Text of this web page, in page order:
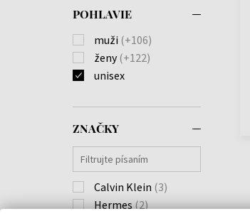
POHLAVIE
muži (+106)
ženy(+122)
unisex
ZNAČKY
Calvin Klein (3)
Hermes(2)